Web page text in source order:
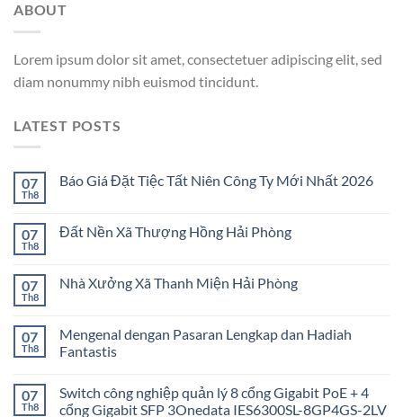
ABOUT
Lorem ipsum dolor sit amet, consectetuer adipiscing elit, sed
diam nonummy nibh euismod tincidunt.
LATEST POSTS
07
Th8
Báo Giá Đặt Tiệc Tất Niên Công Ty Mới Nhất 2026
07
Th8
Đất Nền Xã Thượng Hồng Hải Phòng
07
Th8
Nhà Xưởng Xã Thanh Miện Hải Phòng
07
Th8
Mengenal dengan Pasaran Lengkap dan Hadiah
Fantastis
07
Th8
Switch công nghiệp quản lý 8 cổng Gigabit PoE + 4
cổng Gigabit SFP 3Onedata IES6300SL-8GP4GS-2LV